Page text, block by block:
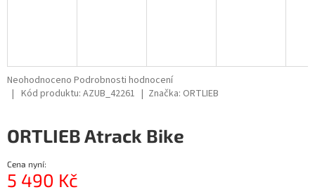
Průměrné
hodnocení
0,0
z
5
hvězdiček.
Neohodnoceno Podrobnosti hodnocení
Kód produktu: AZUB_42261 Značka: ORTLIEB
ORTLIEB Atrack Bike
Cena nyní:
5 490 Kč